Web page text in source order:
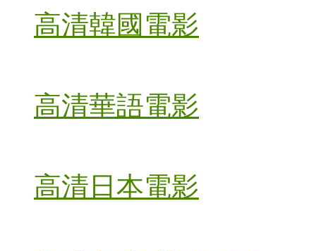
高清韓國電影
高清華語電影
高清日本電影